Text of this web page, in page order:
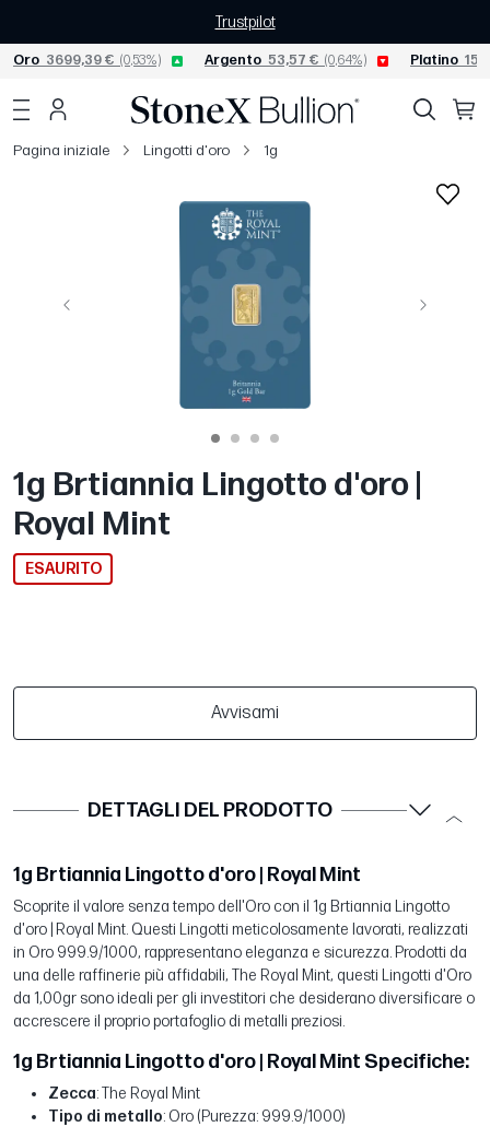
Trustpilot
Oro 3699,39 € (0,53%) Argento 53,57 € (0,64%) Platino
Pagina iniziale Lingotti d'oro 1g
Precedente Avanti
1g Brtiannia Lingotto d'oro |
Royal Mint
ESAURITO
Avvisami
DETTAGLI DEL PRODOTTO
1g Brtiannia Lingotto d'oro | Royal Mint
Scoprite il valore senza tempo dell'Oro con il 1g Brtiannia Lingotto
d'oro | Royal Mint. Questi Lingotti meticolosamente lavorati, realizzati
in Oro 999.9/1000, rappresentano eleganza e sicurezza. Prodotti da
una delle raffinerie più affidabili, The Royal Mint, questi Lingotti d'Oro
da 1,00gr sono ideali per gli investitori che desiderano diversificare o
accrescere il proprio portafoglio di metalli preziosi.
1g Brtiannia Lingotto d'oro | Royal Mint Specifiche:
Zecca: The Royal Mint
Tipo di metallo: Oro (Purezza: 999.9/1000)